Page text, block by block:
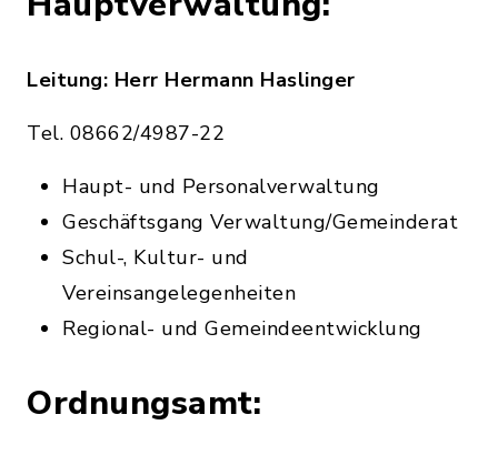
Leitung: Herr Hermann Haslinger
Tel. 08662/4987-22
Haupt- und Personalverwaltung
Geschäftsgang Verwaltung/Gemeinderat
Schul-, Kultur- und
Vereinsangelegenheiten
Regional- und Gemeindeentwicklung
Ordnungsamt: